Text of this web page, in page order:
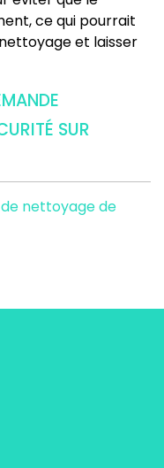
ce qui pourrait
et laisser
SUR
nettoyage de